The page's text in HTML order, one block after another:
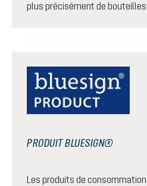
plus précisément de bouteilles
PRODUIT BLUESIGN®
Les produits de